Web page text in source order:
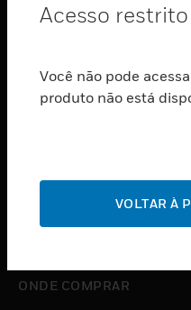
toggle view
SOFTWARE
toggle view
toggle view
ONDE COMPRAR
Acesso restrito
Você não pode
produto não está
VOLTAR À